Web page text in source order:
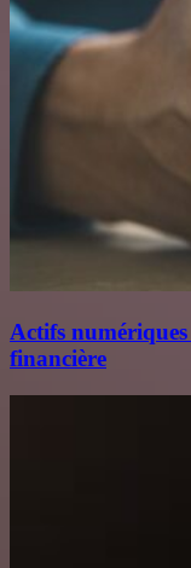
Actifs
financière